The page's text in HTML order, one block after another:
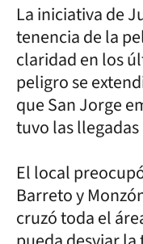
La iniciativa de
tenencia de la
claridad en los
peligro se
que San Jorge
tuvo las
El local
Barreto y
cruzó toda el